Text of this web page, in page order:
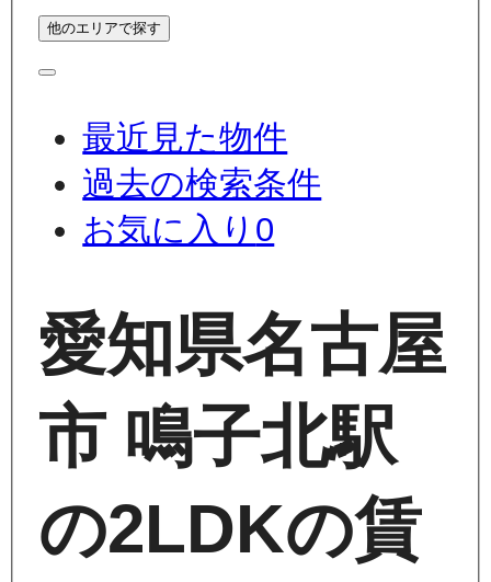
他のエリアで探す
最近見た物件
過去の検索条件
お気に入り 0
愛知県名古屋
市 鳴子北駅
の2LDKの賃